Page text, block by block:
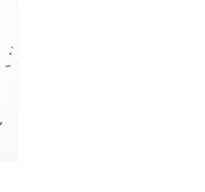
Zéro déchets